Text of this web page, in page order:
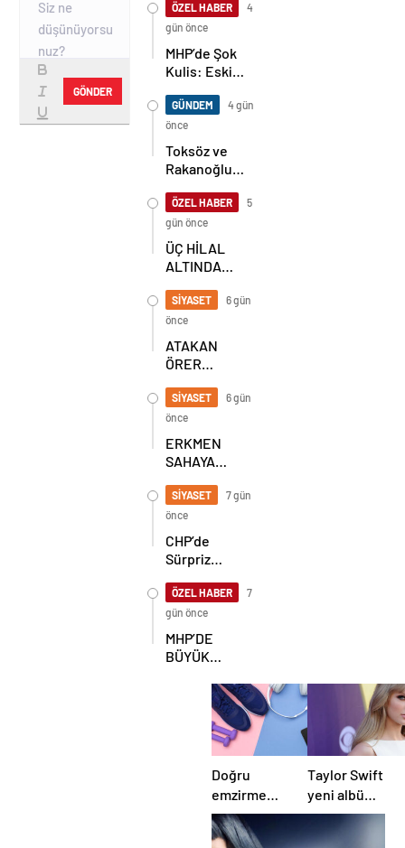
GÖNDER
ÖZEL HABER
4
gün önce
MHP’de Şok
Kulis: Eski
Sahnede!
Korkmaz Yol
Vermiyor
GÜNDEM
4 gün
önce
Toksöz ve
Rakanoğlu
Acı Günü
ÖZEL HABER
5
gün önce
ÜÇ HİLAL
ALTINDA
BULUŞMA!
SEKİZ İL
BAŞKANI
BİR ARADA
SİYASET
6 gün
önce
ATAKAN
ÖRER
BAŞKAN
SEÇİLDİ
SİYASET
6 gün
önce
ERKMEN
SAHAYA
GÖKÇEBEY
VE
ÇAYCUMA’DA
SİYASET
7 gün
önce
CHP’de
Sürpriz
Başkanlığı
İçin
Beklenen
Hamle Geldi
ÖZEL HABER
7
gün önce
MHP’DE
BÜYÜK
Doğru
emzirme
yöntemleri
nelerdir,
Taylor Swift
yeni albüm
planları için
düğmeye